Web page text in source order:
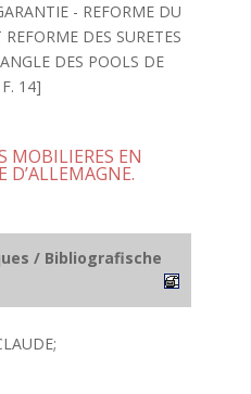
- REFORME DU
DES SURETES
DES POOLS DE
14]
MOBILIERES EN
D’ALLEMAGNE.
/ Bibliografische